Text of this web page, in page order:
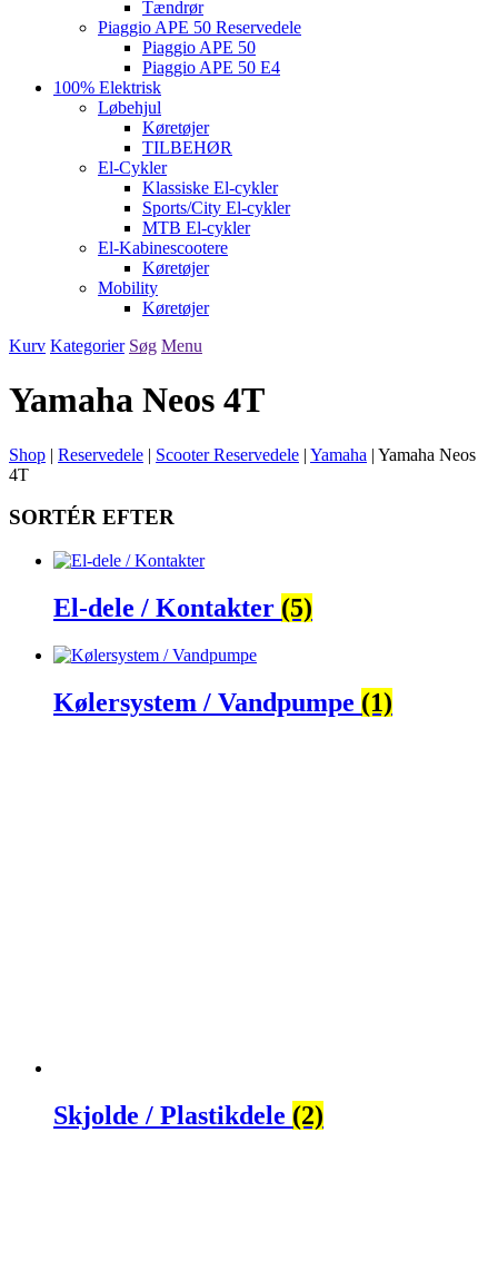
Tændrør
Piaggio APE 50 Reservedele
Piaggio APE 50
Piaggio APE 50 E4
100% Elektrisk
Løbehjul
Køretøjer
TILBEHØR
El-Cykler
Klassiske El-cykler
Sports/City El-cykler
MTB El-cykler
El-Kabinescootere
Køretøjer
Mobility
Køretøjer
Kurv Kategorier Søg Menu
Yamaha Neos 4T
Shop | Reservedele | Scooter Reservedele | Yamaha | Yamaha Neos
4T
SORTÉR EFTER
El-dele / Kontakter (5)
Kølersystem / Vandpumpe (1)
Skjolde / Plastikdele (2)